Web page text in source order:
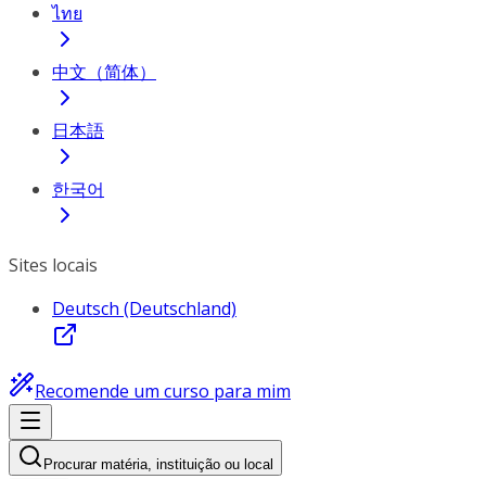
ไทย
中文（简体）
日本語
한국어
Sites locais
Deutsch (Deutschland)
Recomende um curso para mim
Procurar matéria, instituição ou local